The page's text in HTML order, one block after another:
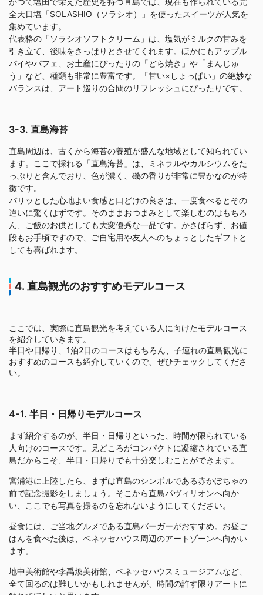
全天日塩「SOLASHIO（ソラシオ）」を使ったスイーツが人気を
集めています。
代表格の「ソラシオソフトクリーム」は、塩気がミルクの甘みを
引き立て、後味をさっぱりとさせてくれます。ほかにもアップル
パイやパフェ、お土産にぴったりの「どら焼き」や「まんじゅ
う」など、種類も非常に豊富です。「甘い×しょっぱい」の絶妙な
バランスは、アート巡りの合間のリフレッシュにぴったりです。
3-3. 直島海苔
直島周辺は、古くから海苔の養殖が盛んな地域として知られてい
ます。ここで採れる「直島海苔」は、ミネラルやカルシウムをた
っぷりと含んでおり、色が濃く、磯の香りが非常に豊かなのが特
徴です。
パリッとした心地よい食感と口どけの良さは、一度食べるとその
違いに驚くはずです。そのままおつまみとして楽しむのはもちろ
ん、ご飯のお供としても大変優秀な一品です。かさばらず、お値
段もお手頃ですので、ご自宅用や友人へのちょっとしたギフトと
しても喜ばれます。
4. 直島観光のおすすめモデルコース
ここでは、実際に直島観光を考えている人に向けたモデルコース
を紹介していきます。
半日や日帰り、1泊2日のコースはもちろん、子連れの直島観光に
おすすめのコースも紹介していくので、ぜひチェックしてくださ
い。
4-1. 半日・日帰りモデルコース
まず紹介するのが、半日・日帰りといった、時間が限られている
人向けのコースです。見どころがコンパクトに凝縮されている直
島だからこそ、半日・日帰りでも十分楽しむことができます。
宮浦港に上陸したら、まずは直島のシンボルである赤かぼちゃの
前で記念撮影をしましょう。そこから直島パヴィリオンへ向か
い、ここでも写真を撮るのを忘れないようにしてください。
昼食には、ご当地グルメである直島バーガーがおすすめ。お昼ご
はんを食べた後は、ベネッセハウス周辺のアートゾーンへ向かい
ます。
地中美術館や李禹煥美術館、ベネッセハウスミュージアムなど、
全て回るのは難しいかもしれませんが、時間の許す限りアートに